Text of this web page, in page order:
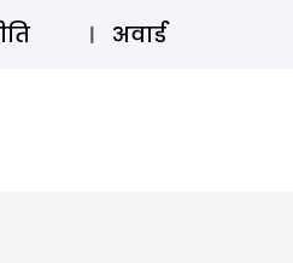
SUBSCRIBE
अवार्ड